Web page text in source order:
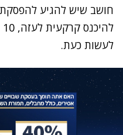
לעשות כעת.